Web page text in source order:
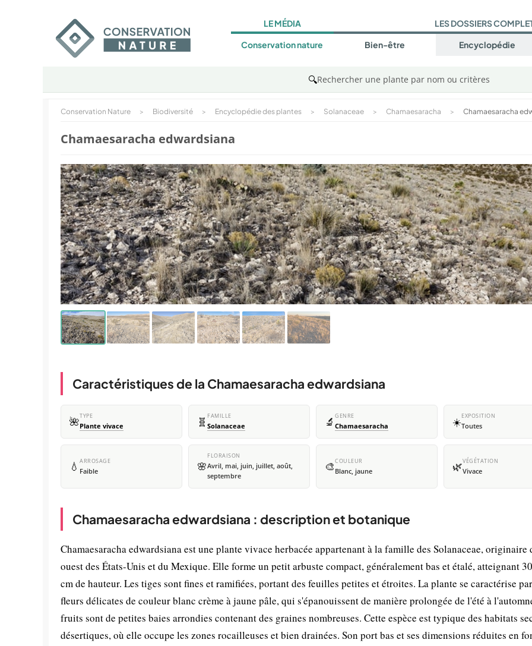
LE MÉDIA
Conservation nature
LES DOSSIERS
Bien-être Encyclopédie
🔍Rechercher une plante par nom ou critères
Conservation Nature > Biodiversité > Encyclopédie des plantes > Solanaceae > Chamaesaracha > Chamaesaracha
Chamaesaracha edwardsiana
Caractéristiques de la Chamaesaracha edwardsiana
🌺TYPE
Plante vivace 🧬 FAMILLE
Solanaceae 🔬 GENRE
Chamaesaracha ☀️EXPOSITION
Toutes
💧 ARROSAGE
Faible 🌸
FLORAISON
Avril, mai, juin, juillet, août,
septembre
🎨COULEUR
Blanc, jaune 🌿VÉGÉTATION
Vivace
Chamaesaracha edwardsiana : description et botanique
Chamaesaracha edwardsiana est une plante vivace herbacée appartenant à la famille des Solanaceae, originaire
ouest des États-Unis et du Mexique. Elle forme un petit arbuste compact, généralement bas et étalé, atteignant
cm de hauteur. Les tiges sont fines et ramifiées, portant des feuilles petites et étroites. La plante se caractérise
fleurs délicates de couleur blanc crème à jaune pâle, qui s'épanouissent de manière prolongée de l'été à
fruits sont de petites baies arrondies contenant des graines nombreuses. Cette espèce est typique des habitats
désertiques, où elle occupe les zones rocailleuses et bien drainées. Son port bas et ses dimensions réduites en